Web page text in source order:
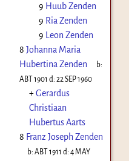
9 Huub Zenden
9 Ria Zenden
9 Leon Zenden
8 Johanna Maria
Hubertina Zenden
b:
ABT 1901 d: 22 SEP 1960
+Gerardus
Christiaan
Hubertus Aarts
8 Franz Joseph Zenden
b:ABT 1911 d:4 MAY